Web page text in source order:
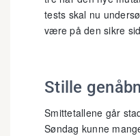
tests skal nu
være på den sikre
Stille
Smittetallene går
Søndag kunne